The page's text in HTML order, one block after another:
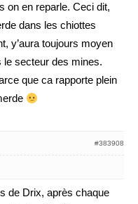
on en reparle. Ceci dit,
dans les chiottes
y’aura toujours moyen
le secteur des mines.
que ca rapporte plein
#383908
de Drix, après chaque